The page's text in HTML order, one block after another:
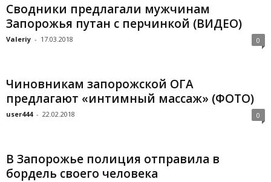
Сводники предлагали мужчинам
Запорожья путан с перчинкой (ВИДЕО)
Valeriy - 17.03.2018 0
Чиновникам запорожской ОГА
предлагают «интимный массаж» (ФОТО)
user444 - 22.02.2018 0
В Запорожье полиция отправила в
бордель своего человека